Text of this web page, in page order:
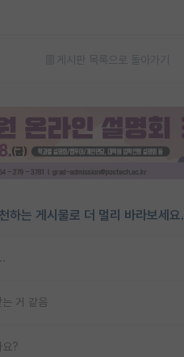
게시판 목록으로 돌아가기
하는 게시물로 더 멀리 바라보세요.
거 같음
요?